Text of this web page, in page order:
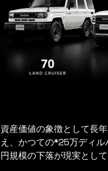
資産価値の象徴として長
え、かつての*25万ディ
円規模の下落が現実として